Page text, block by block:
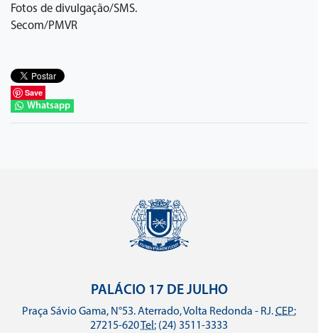
Fotos de divulgação/SMS.
Secom/PMVR
Save
Whatsapp
PALÁCIO 17 DE JULHO
Praça Sávio Gama, N°53. Aterrado, Volta Redonda - RJ.CEP:
27215-620Tel: (24) 3511-3333